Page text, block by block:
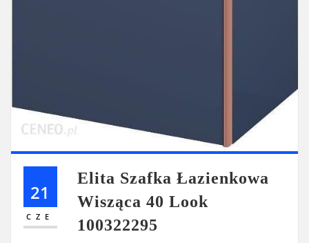
21
CZE
Elita Szafka Łazienkowa
Wisząca 40 Look
100322295